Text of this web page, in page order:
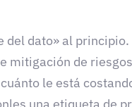
del dato» al
mitigación de
le está
una etiqueta de